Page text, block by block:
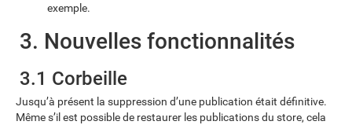
exemple.
3. Nouvelles fonctionnalités
3.1 Corbeille
Jusqu’à présent la suppression d’une publication était définitive.
Même s’il est possible de restaurer les publications du store, cela